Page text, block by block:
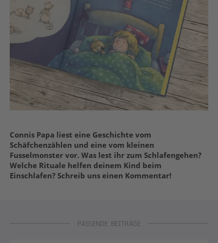
Connis Papa liest eine Geschichte vom
Schäfchenzählen und eine vom kleinen
Fusselmonster vor. Was lest ihr zum Schlafengehen?
Welche Rituale helfen deinem Kind beim
Einschlafen? Schreib uns einen Kommentar!
PASSENDE BEITRÄGE